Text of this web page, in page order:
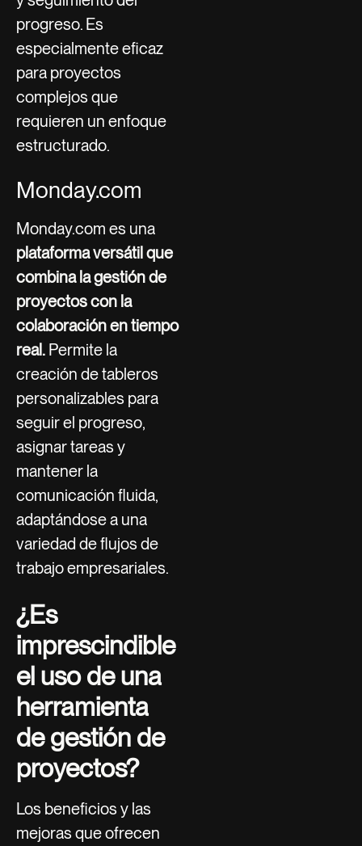
progreso. Es
especialmente eficaz
para proyectos
complejos que
requieren un enfoque
estructurado.
Monday.com
Monday.com es una
plataforma versátil que
combina la gestión de
proyectos con la
colaboración en tiempo
real. Permite la
creación de tableros
personalizables para
seguir el progreso,
asignar tareas y
mantener la
comunicación fluida,
adaptándose a una
variedad de flujos de
trabajo empresariales.
¿Es
imprescindible
el uso de una
herramienta
de gestión de
proyectos?
Los beneficios y las
mejoras que ofrecen